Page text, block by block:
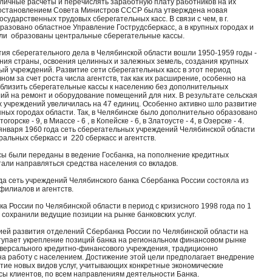
расчеты и перечислять заработную плату работников на их
Совета Министров СССР была утверждена новая
трудовых сберегательных касс. В связи с чем, в г.
областное Управление Гострудсберкасс, а в крупных городах и
образованы центральные сберегательные кассы.
сберегательного дела в Челябинской области вошли 1950-1959 годы -
страны, освоения целинных и залежных земель, создания крупных
учреждений. Развитие сети сберегательных касс в этот период
за счет роста числа агентств, так как их расширение, особенно на
сберегательные кассы к населению без дополнительных
на ремонт и оборудование помещений для них. В результате сельская
учреждений увеличилась на 47 единиц. Особенно активно шло развитие
городах области. Так, в Челябинске было дополнительно образовано
- 9, в Миассе - 6 , в Копейске - 6, в Златоусте - 4, в Озерске - 4.
1960 года сеть сберегательных учреждений Челябинской области
сберкасс и 220 сберкасс и агентств.
были переданы в ведение Госбанка, на пополнение кредитных
направляться средства населения со вкладов.
сеть учреждений Челябинского банка Сбербанка России состояла из
и агентств.
России по Челябинской области в период с кризисного 1998 года по 1
ведущие позиции на рынке банковских услуг.
развития отделений Сбербанка России по Челябинской области на
укрепление позиций банка на региональном финансовом рынке
кредитно-финансового учреждения, традиционно
работу с населением. Достижение этой цели предполагает внедрение
новых видов услуг, учитывающих конкретные экономические
клиентов, по всем направлениям деятельности Банка.